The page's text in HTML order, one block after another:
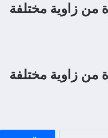
زاوية مختلفة
زاوية مختلفة